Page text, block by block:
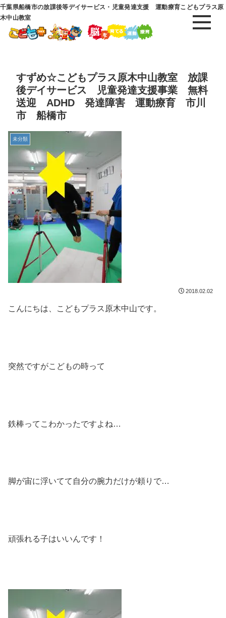
千葉県船橋市の放課後等デイサービス・児童発達支援 運動療育こどもプラス原
木中山教室
すずめ☆こどもプラス原木中山教室 放課
後デイサービス 児童発達支援事業 無料
送迎 ADHD 発達障害 運動療育 市川
市 船橋市
未分類
2018.02.02
こんにちは、こどもプラス原木中山です。
突然ですがこどもの時って
鉄棒ってこわかったですよね…
脚が宙に浮いてて自分の腕力だけが頼りで…
頑張れる子はいいんです！